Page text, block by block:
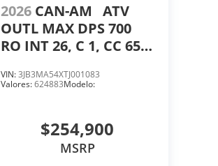
2026 CAN-AM
ATV
OUTL MAX DPS 700
RO INT 26, C 1, CC 650,
VIN:3JB3MA54XTJ001083
Valores:624883Modelo:
$254,900
MSRP